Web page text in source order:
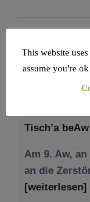
NEWS
an die
[weiterlesen]
This website
assume you're